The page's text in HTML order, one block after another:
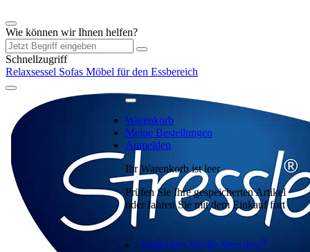
Wie können wir Ihnen helfen?
Schnellzugriff
Relaxsessel Sofas Möbel für den Essbereich
Warenkorb
Meine Bestellungen
Anmelden
Ihr Warenkorb ist leer
Prüfen Sie Ihre gespeicherten Artikel
oder fahren Sie mit dem Einkauf fort
Entdecken Sie die Stressless®